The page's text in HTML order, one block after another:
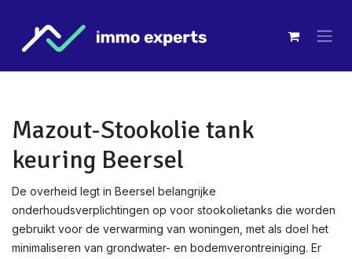
Mazout-Stookolie tank
keuring Beersel
De overheid legt in Beersel belangrijke
onderhoudsverplichtingen op voor stookolietanks die worden
gebruikt voor de verwarming van woningen, met als doel het
minimaliseren van grondwater- en bodemverontreiniging. Er